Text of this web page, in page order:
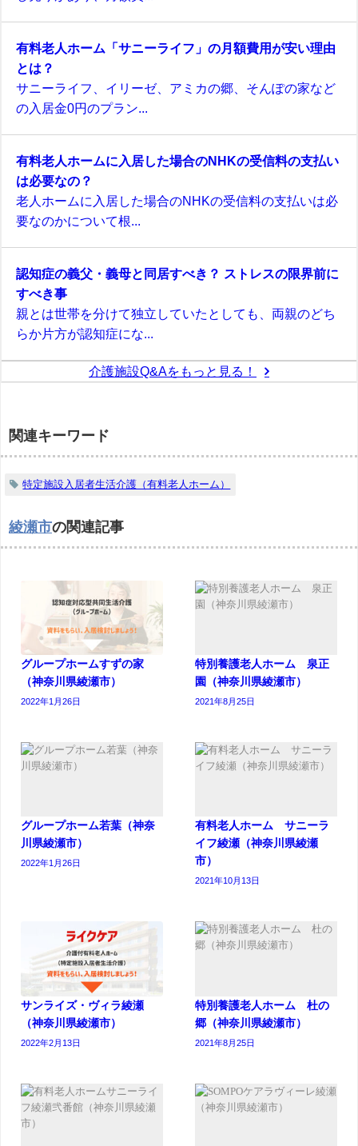
有料老人ホーム「サニーライフ」の月額費用が安い理由
とは？
サニーライフ、イリーゼ、アミカの郷、そんぽの家など
の入居金0円のプラン...
有料老人ホームに入居した場合のNHKの受信料の支払い
は必要なの？
老人ホームに入居した場合のNHKの受信料の支払いは必
要なのかについて根...
認知症の義父・義母と同居すべき？ ストレスの限界前に
すべき事
親とは世帯を分けて独立していたとしても、両親のどち
らか片方が認知症にな...
介護施設Q&Aをもっと見る！
関連キーワード
特定施設入居者生活介護（有料老人ホーム）
綾瀬市の関連記事
グループホームすずの家
（神奈川県綾瀬市）
2022年1月26日
特別養護老人ホーム 泉正
園（神奈川県綾瀬市）
2021年8月25日
グループホーム若葉（神奈
川県綾瀬市）
2022年1月26日
有料老人ホーム サニーラ
イフ綾瀬（神奈川県綾瀬
市）
2021年10月13日
サンライズ・ヴィラ綾瀬
（神奈川県綾瀬市）
2022年2月13日
特別養護老人ホーム 杜の
郷（神奈川県綾瀬市）
2021年8月25日